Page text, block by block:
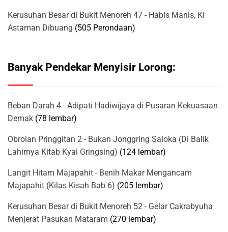
Kerusuhan Besar di Bukit Menoreh 47 - Habis Manis, Ki
Astaman Dibuang (505 Perondaan)
Banyak Pendekar Menyisir Lorong:
Beban Darah 4 - Adipati Hadiwijaya di Pusaran Kekuasaan
Demak (78 lembar)
Obrolan Pringgitan 2 - Bukan Jonggring Saloka (Di Balik
Lahirnya Kitab Kyai Gringsing) (124 lembar)
Langit Hitam Majapahit - Benih Makar Mengancam
Majapahit (Kilas Kisah Bab 6) (205 lembar)
Kerusuhan Besar di Bukit Menoreh 52 - Gelar Cakrabyuha
Menjerat Pasukan Mataram (270 lembar)